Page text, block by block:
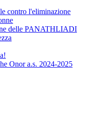
contro l'eliminazione
delle PANATHLIADI
Onor a.s. 2024-2025